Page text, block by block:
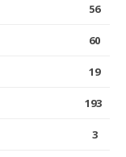
56
60
19
193
3